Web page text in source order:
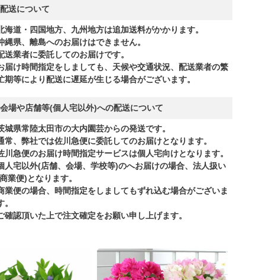
配送について
海道・四国地方、九州地方は追加送料がかかります。
縄県、離島へのお届けはできません。
送業者に委託してのお届けです。
届け時間指定をしましても、天候や交通状況、配送業者の繁
期等により配送に遅延が生じる場合がございます。
会場や店舗等(個人宅以外)への配送について
城県常陸太田市の大内園芸からの発送です。
常、弊社では佐川急便に委託してのお届けとなります。
川急便のお届け時間指定サービスは個人宅向けとなります。
人宅以外(店舗、会場、学校等)のへお届けの場合、法人扱い
業便)となります。
業便の場合、時間指定をしましてもずれ込む場合がございま
。
確認頂いた上で注文確定をお願い申し上げます。